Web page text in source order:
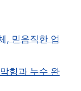
, 믿음직한 업
힘과 누수 완